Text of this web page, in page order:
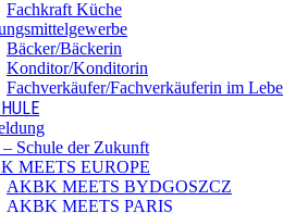
Fachkraft Küche
Bäcker/Bäckerin
Konditor/Konditorin
Fachverkäufer/Fachverkäuferin im
Schule der Zukunft
MEETS EUROPE
AKBK MEETS BYDGOSZCZ
AKBK MEETS PARIS